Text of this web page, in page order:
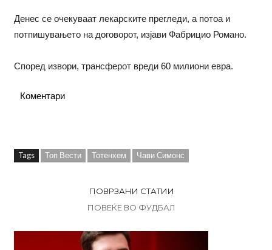
Денес се очекуваат лекарските прегледи, а потоа и
потпишувањето на договорот, изјави Фабрицио Романо.
Според извори, трансферот вреди 60 милиони евра.
Коментари
Tags Топ Вести Тотенхем Чави Симонс
ПОВРЗАНИ СТАТИИ
ПОВЕЌЕ ВО ФУДБАЛ